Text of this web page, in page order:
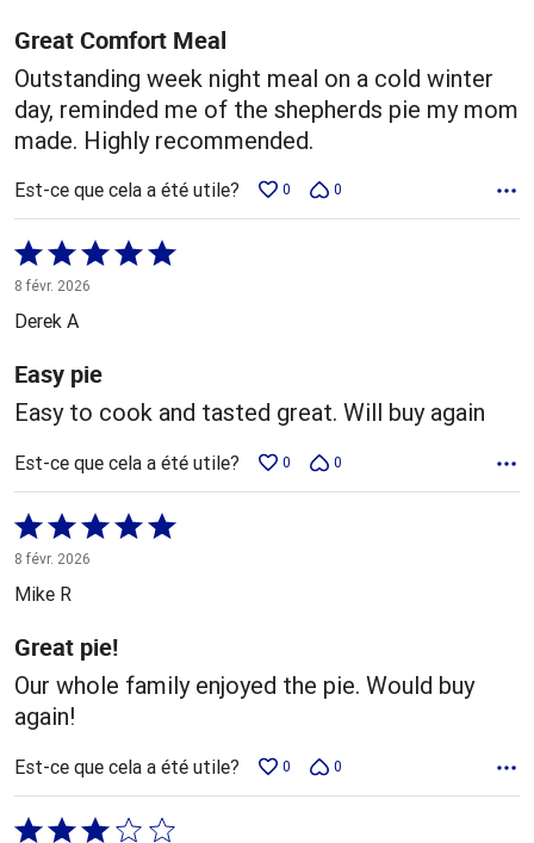
Great Comfort Meal
Outstanding week night meal on a cold winter
day, reminded me of the shepherds pie my mom
made. Highly recommended.
Est-ce que cela a été utile? 0 0
Coté
5 sur
5
8 févr. 2026
Derek A
Easy pie
Easy to cook and tasted great. Will buy again
Est-ce que cela a été utile? 0 0
Coté
5 sur
5
8 févr. 2026
Mike R
Great pie!
Our whole family enjoyed the pie. Would buy
again!
Est-ce que cela a été utile? 0 0
Coté